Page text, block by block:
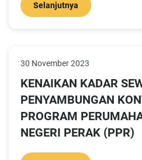
Selanjutnya
30 November 2023
KENAIKAN KADAR
PENYAMBUNGAN
PROGRAM
NEGERI PERAK (PPR)